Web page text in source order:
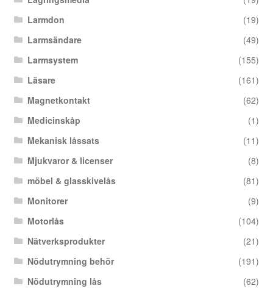
Larmdon
(19)
Larmsändare
(49)
Larmsystem
(155)
Läsare
(161)
Magnetkontakt
(62)
Medicinskåp
(1)
Mekanisk låssats
(11)
Mjukvaror & licenser
(8)
möbel & glasskivelås
(81)
Monitorer
(9)
Motorlås
(104)
Nätverksprodukter
(21)
Nödutrymning behör
(191)
Nödutrymning lås
(62)